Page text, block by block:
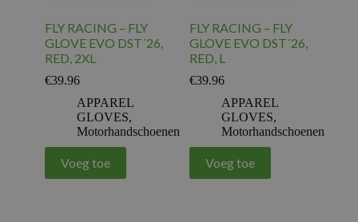
FLY RACING – FLY
GLOVE EVO DST´26,
RED, 2XL
€39.96
APPAREL
GLOVES,
Motorhandschoenen
Voeg toe
FLY RACING – FLY
GLOVE EVO DST´26,
RED, L
€39.96
APPAREL
GLOVES,
Motorhandschoenen
Voeg toe